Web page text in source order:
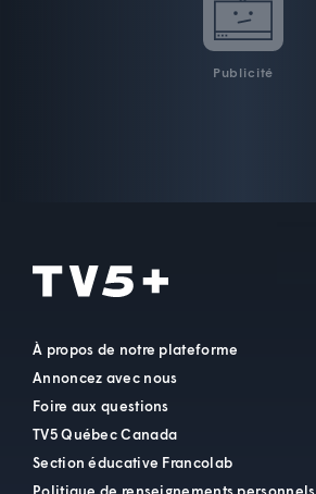
Publicité
À propos de notre plateforme
Annoncez avec nous
Foire aux questions
TV5 Québec Canada
Section éducative Francolab